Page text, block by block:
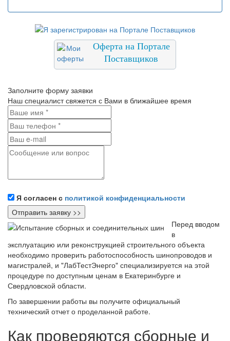
Оферта на Портале
Поставщиков
Заполните форму заявки
Наш специалист свяжется с Вами в ближайшее время
Я согласен с политикой конфиденциальности
Перед вводом
в
эксплуатацию или реконструкцией строительного объекта
необходимо проверить работоспособность шинопроводов и
магистралей, и "ЛабТестЭнерго" специализируется на этой
процедуре по доступным ценам в Екатеринбурге и
Свердловской области.
По завершении работы вы получите официальный
технический отчет о проделанной работе.
Как проверяются сборные и